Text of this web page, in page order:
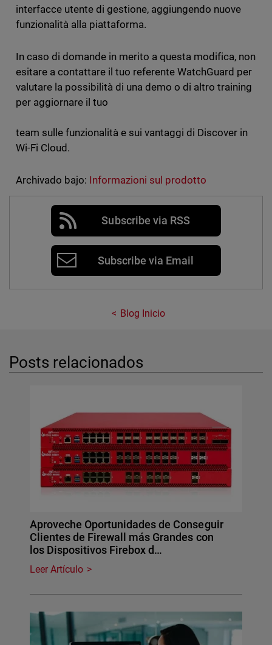
interfacce utente di gestione, aggiungendo nuove
funzionalità alla piattaforma.
In caso di domande in merito a questa modifica, non
esitare a contattare il tuo referente WatchGuard per
valutare la possibilità di una demo o di altro training
per aggiornare il tuo
team sulle funzionalità e sui vantaggi di Discover in
Wi-Fi Cloud.
Archivado bajo: Informazioni sul prodotto
Subscribe via RSS
Subscribe via Email
Blog Inicio
Posts relacionados
Aproveche Oportunidades de Conseguir
Clientes de Firewall más Grandes con
los Dispositivos Firebox d…
Leer Artículo